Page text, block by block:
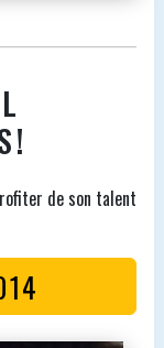
de son talent